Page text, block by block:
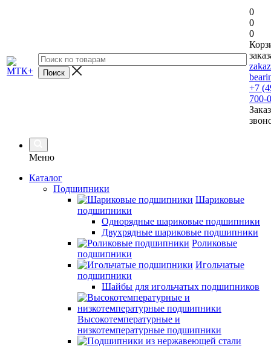
0
0
0
+7
700-
Меню
Каталог
Подшипники
Шариковые
подшипники
Однорядные шариковые подшипники
Двухрядные шариковые подшипники
Роликовые
подшипники
Игольчатые
подшипники
Шайбы для игольчатых подшипников
Высокотемпературные и
низкотемпературные подшипники